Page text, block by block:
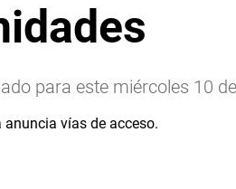
para este miércoles 10